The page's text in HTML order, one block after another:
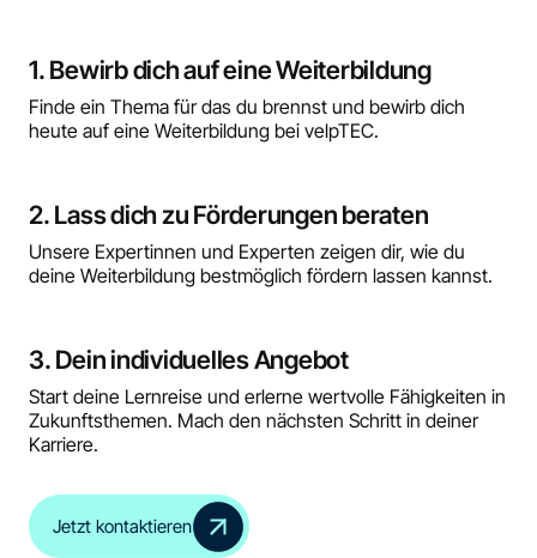
1. Bewirb dich auf eine Weiterbildung
Finde ein Thema für das du brennst und bewirb dich
heute auf eine Weiterbildung bei velpTEC.
2. Lass dich zu Förderungen beraten
Unsere Expertinnen und Experten zeigen dir, wie du
deine Weiterbildung bestmöglich fördern lassen kannst.
3. Dein individuelles Angebot
Start deine Lernreise und erlerne wertvolle Fähigkeiten in
Zukunftsthemen. Mach den nächsten Schritt in deiner
Karriere.
Jetzt kontaktieren